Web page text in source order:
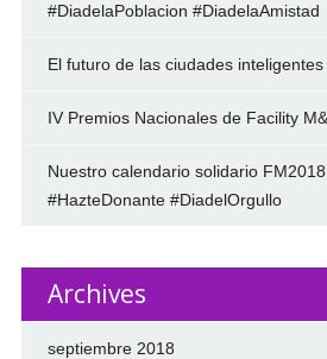
#DiadelaPoblacion #DiadelaAmistad
El futuro de las ciudades inteligentes
IV Premios Nacionales de Facility
Nuestro calendario solidario
#HazteDonante #DiadelOrgullo
Archives
septiembre 2018